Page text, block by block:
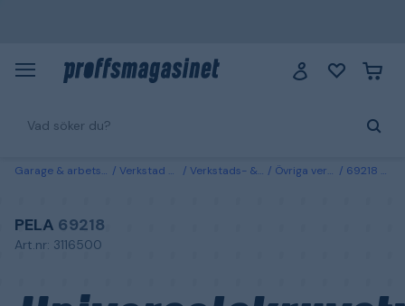
Garage & arbetsplats Verkstad & fordon Verkstads- & fordonstillbehör Övriga verkstads- & fordonstillbehör 69218 PELA Universalskruvstycke E3W, 106x106 mm
PELA 69218
Art.nr: 3116500